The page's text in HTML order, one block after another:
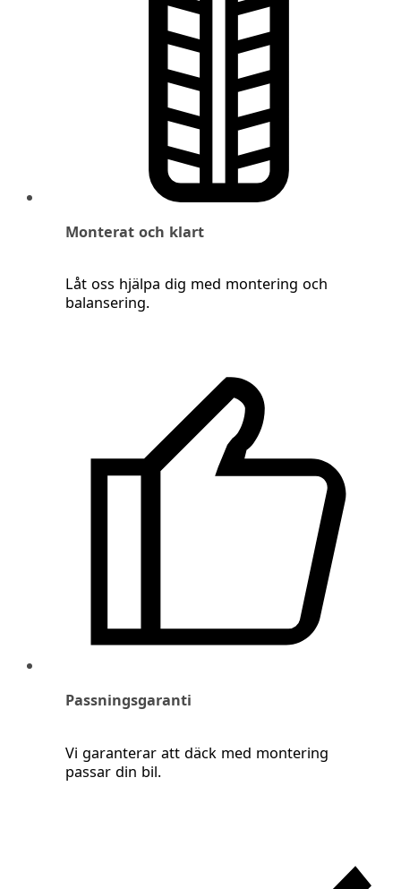
Monterat och klart
Låt oss hjälpa dig med montering och
balansering.
Passningsgaranti
Vi garanterar att däck med montering
passar din bil.